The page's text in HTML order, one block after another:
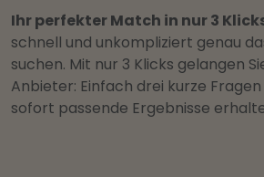
Ihr perfekter Match in nur 3
schnell und unkompliziert genau
suchen. Mit nur 3 Klicks gelangen
Anbieter: Einfach drei kurze
sofort passende Ergebnisse